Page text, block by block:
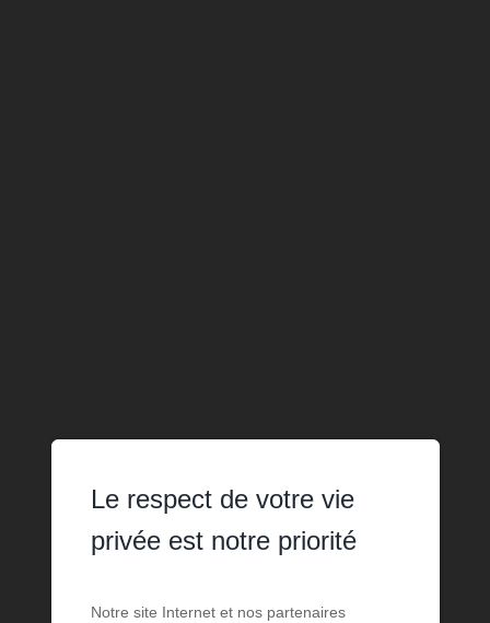
Le respect de votre vie
privée est notre priorité
Notre site Internet et nos partenaires